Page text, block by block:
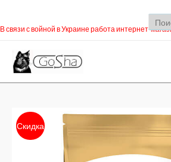
В связи с войной в Украине работа интернет-
Скидка